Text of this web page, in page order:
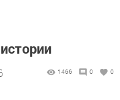
1466 0 0